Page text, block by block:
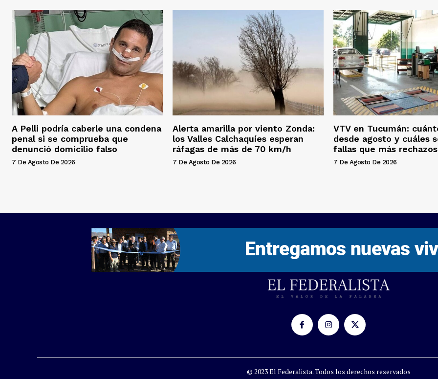
A Pelli podría caberle una condena
penal si se comprueba que
denunció domicilio falso
7 De Agosto De 2026
Alerta amarilla por viento Zonda:
los Valles Calchaquíes esperan
ráfagas de más de 70 km/h
7 De Agosto De 2026
VTV en Tucumán:
desde agosto y cuáles
fallas que más
7 De Agosto De 2026
© 2023 El Federalista. Todos los derechos reservados